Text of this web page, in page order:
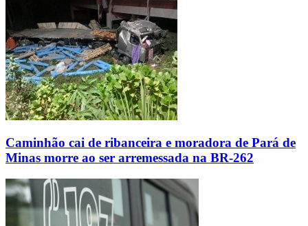
Caminhão cai de ribanceira e moradora de Pará de
Minas morre ao ser arremessada na BR-262